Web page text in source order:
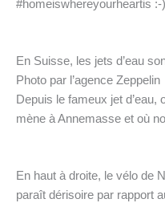
#homeiswhereyourheartis :-)
En Suisse, les jets d’eau
Photo par l’agence Zeppelin
Depuis le fameux jet
mène à Annemasse et où
En haut à droite, le vélo de
paraît dérisoire par rapport